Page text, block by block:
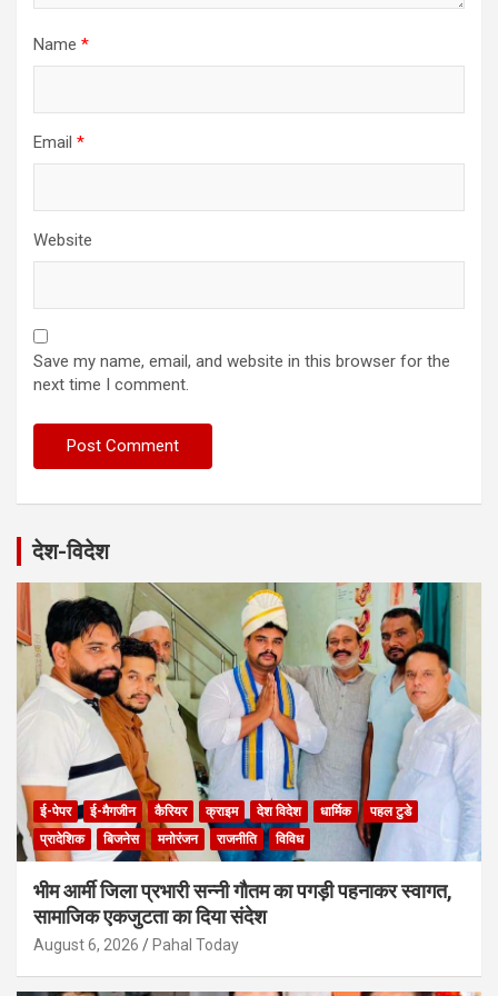
Name *
Email *
Website
Save my name, email, and website in this browser for the
next time I comment.
देश-विदेश
ई-पेपर ई-मैगजीन कैरियर क्राइम देश विदेश धार्मिक
पहल टुडे
प्रादेशिक
बिजनेस मनोरंजन राजनीति विविध
भीम आर्मी जिला प्रभारी सन्नी गौतम का पगड़ी पहनाकर स्वागत,
सामाजिक एकजुटता का दिया संदेश
August 6, 2026 Pahal Today